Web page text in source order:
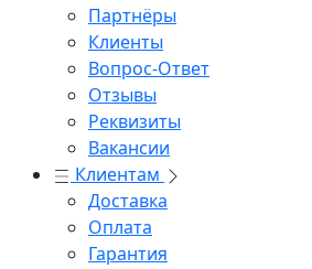
Партнёры
Клиенты
Вопрос-Ответ
Отзывы
Реквизиты
Вакансии
Клиентам
Доставка
Оплата
Гарантия